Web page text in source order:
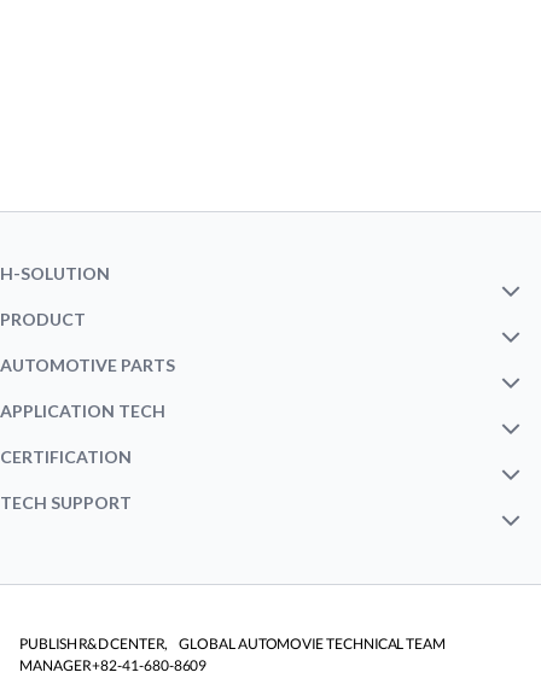
H-SOLUTION
INTRO
EV CONCEPT CAR
PRODUCT
MILD STEEL
AHSS STEEL
AUTOMOTIVE PARTS
OUTERㆍINNER PANEL
APPLICATION TECH
FORMING
CRASHWORTHINESS
CERTIFICATION
STATUS
TECH SUPPORT
PUBLISH R&D CENTER, GLOBAL AUTOMOVIE TECHNICAL TEAM
MANAGER +82-41-680-8609